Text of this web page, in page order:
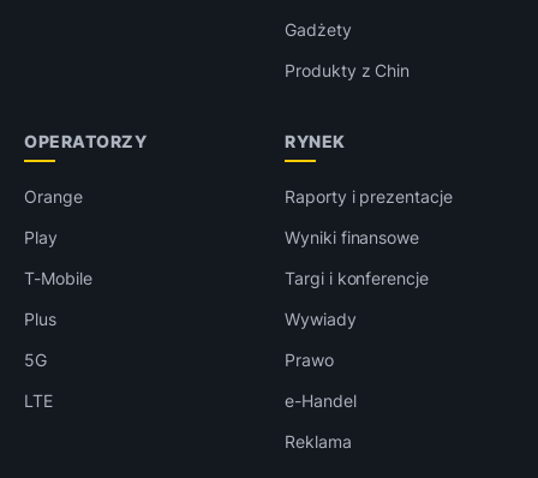
Gadżety
Produkty z Chin
OPERATORZY
Orange
Play
T-Mobile
Plus
5G
LTE
RYNEK
Raporty i prezentacje
Wyniki finansowe
Targi i konferencje
Wywiady
Prawo
e-Handel
Reklama